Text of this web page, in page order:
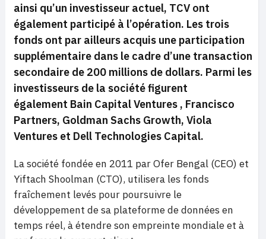
ainsi qu’un investisseur actuel, TCV ont
également participé à l’opération. Les trois
fonds ont par ailleurs acquis une participation
supplémentaire dans le cadre d’une transaction
secondaire de 200 millions de dollars. Parmi les
investisseurs de la société figurent
également Bain Capital Ventures , Francisco
Partners, Goldman Sachs Growth, Viola
Ventures et Dell Technologies Capital.
La société fondée en 2011 par Ofer Bengal (CEO) et
Yiftach Shoolman (CTO), utilisera les fonds
fraîchement levés pour poursuivre le
développement de sa plateforme de données en
temps réel, à étendre son empreinte mondiale et à